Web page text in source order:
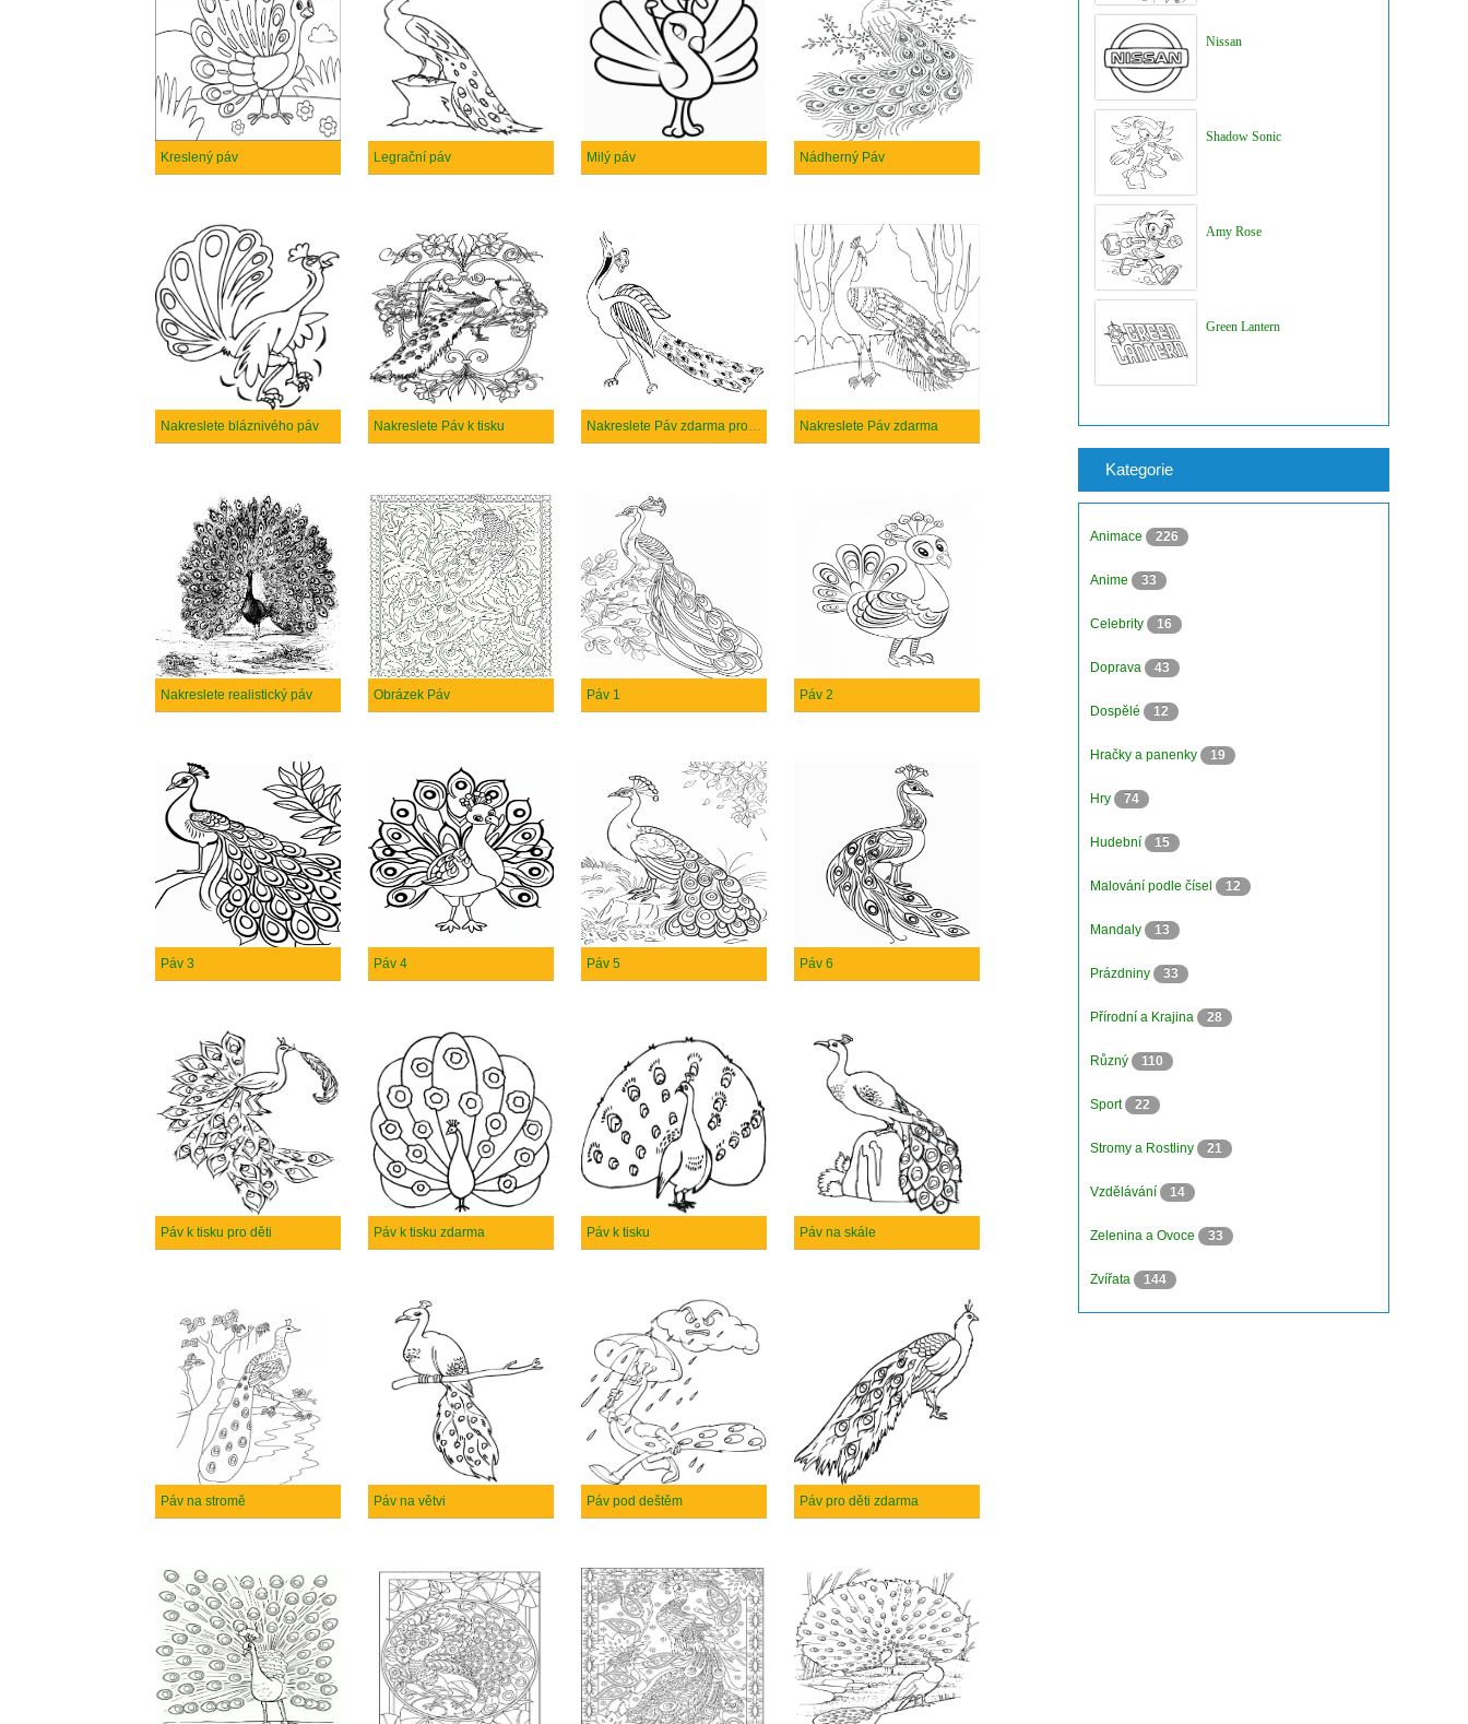
Kreslený páv Legrační páv Milý páv Nádherný Páv
Nakreslete bláznivého páv Nakreslete Páv k tisku Nakreslete Páv zdarma pro děti Nakreslete Páv zdarma
Nakreslete realistický páv Obrázek Páv Páv 1 Páv 2
Páv 3 Páv 4 Páv 5 Páv 6
Páv k tisku pro děti Páv k tisku zdarma Páv k tisku Páv na skále
Páv na stromě Páv na větvi Páv pod deštěm Páv pro děti zdarma
Nissan
Shadow Sonic
Amy Rose
Green Lantern
Kategorie
Animace 226
Anime 33
Celebrity 16
Doprava 43
Dospělé 12
Hračky a panenky 19
Hry 74
Hudební 15
Malování podle čísel 12
Mandaly 13
Prázdniny 33
Přírodní a Krajina 28
Různý 110
Sport 22
Stromy a Rostliny 21
Vzdělávání 14
Zelenina a Ovoce 33
Zvířata 144